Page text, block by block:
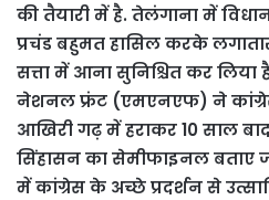
की तैयारी में है. तेलंगाना में
प्रचंड बहुमत हासिल करके
सत्ता में आना सुनिश्चित कर लिया
नेशनल फ्रंट (एमएनएफ) ने
आखिरी गढ़ में हराकर 10 साल
सिंहासन का सेमीफाइनल बताए
में कांग्रेस के अच्छे प्रदर्शन से